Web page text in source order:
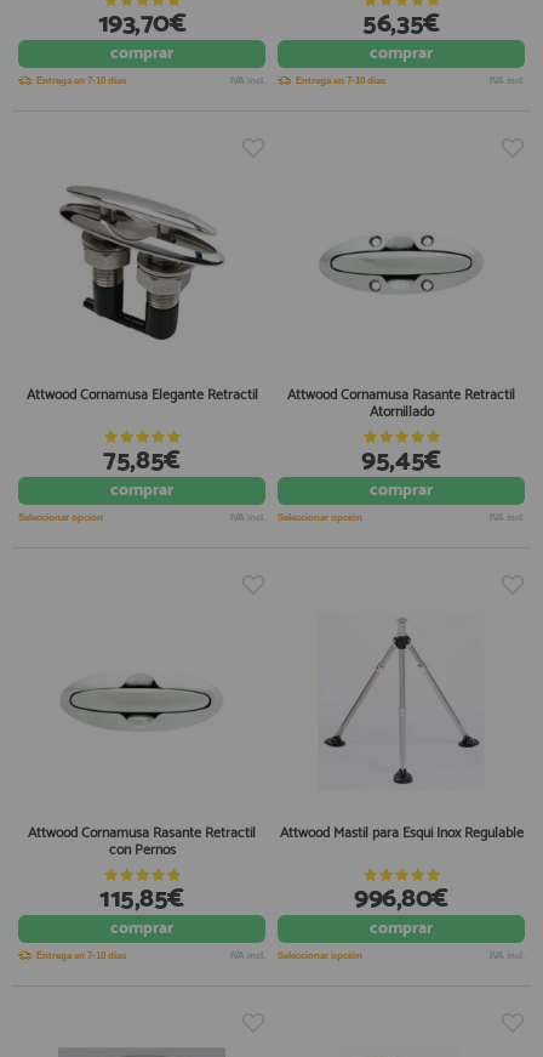
193,70€
comprar
Entrega en 7-10 días IVA incl.
56,35€
comprar
Entrega en 7-10 días IVA incl.
Attwood Cornamusa Elegante Retractil
75,85€
comprar
Seleccionar opción IVA incl.
Attwood Cornamusa Rasante Retractil
Atornillado
95,45€
comprar
Seleccionar opción IVA incl.
Attwood Cornamusa Rasante Retractil
con Pernos
115,85€
comprar
Entrega en 7-10 días IVA incl.
Attwood Mastil para Esqui Inox Regulable
996,80€
comprar
Seleccionar opción IVA incl.